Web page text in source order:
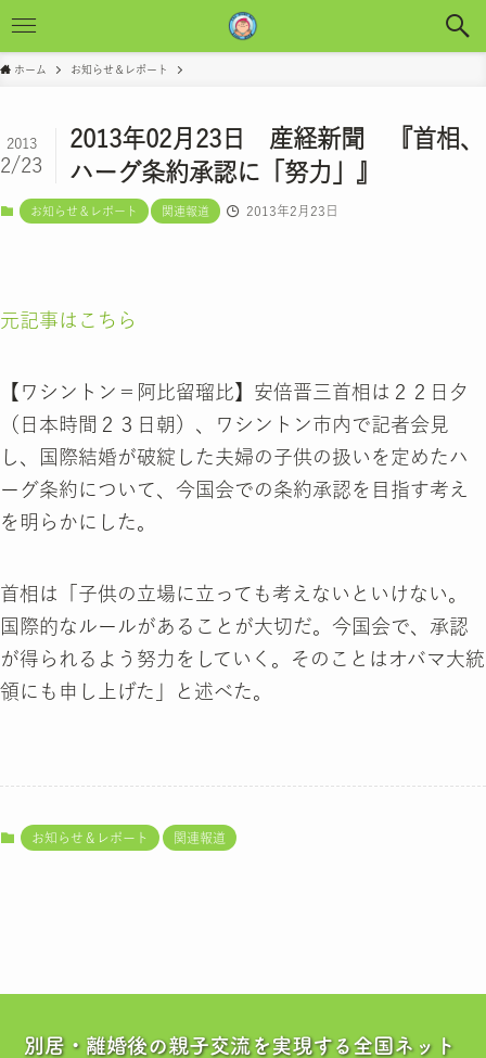
ホーム お知らせ＆レポート
2013年02月23日 産経新聞 『首相、
ハーグ条約承認に「努力」』
2013
2/23
お知らせ＆レポート 関連報道 2013年2月23日
元記事はこちら
【ワシントン＝阿比留瑠比】安倍晋三首相は２２日夕
（日本時間２３日朝）、ワシントン市内で記者会見
し、国際結婚が破綻した夫婦の子供の扱いを定めたハ
ーグ条約について、今国会での条約承認を目指す考え
を明らかにした。
首相は「子供の立場に立っても考えないといけない。
国際的なルールがあることが大切だ。今国会で、承認
が得られるよう努力をしていく。そのことはオバマ大統
領にも申し上げた」と述べた。
お知らせ＆レポート 関連報道
別居・離婚後の親子交流を実現する全国ネット